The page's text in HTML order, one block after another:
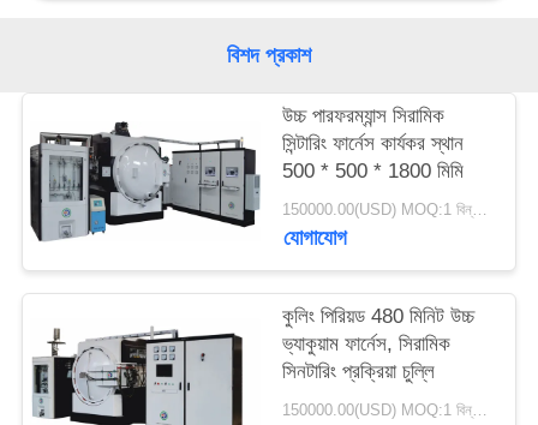
নীতি
বিশদ প্রকাশ
উচ্চ পারফরম্যান্স সিরামিক
সিন্টারিং ফার্নেস কার্যকর স্থান
500 * 500 * 1800 মিমি
150000.00(USD) MOQ:1 বিন্যাস করুন
যোগাযোগ
কুলিং পিরিয়ড 480 মিনিট উচ্চ
ভ্যাকুয়াম ফার্নেস, সিরামিক
সিনটারিং প্রক্রিয়া চুল্লি
150000.00(USD) MOQ:1 বিন্যাস করুন